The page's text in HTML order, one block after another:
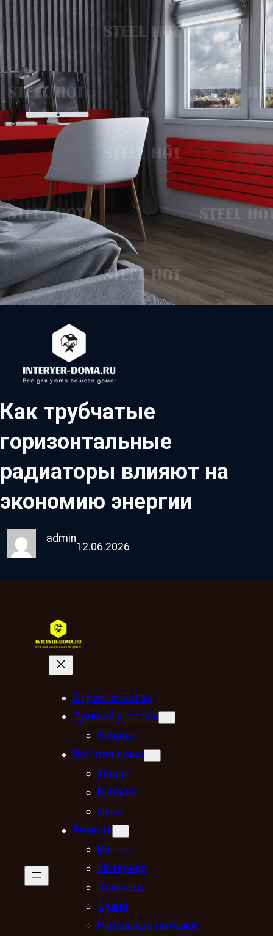
Как трубчатые
горизонтальные
радиаторы влияют на
экономию энергии
admin
12.06.2026
Строительство
Дачный участок
Огород
Всё для дома
Двери
Мебель
Окна
Ремонт
Ванная
Интерьер
Комната
Кухня
Натяжные потолки